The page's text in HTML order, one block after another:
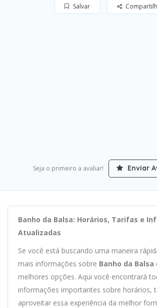
Salvar
Seja o primeiro a avaliar! Enviar
Banho da Balsa: Horários, Tarifas e
Atualizadas
Se você está buscando uma maneira
mais informações sobre Banho da Balsa
melhores opções. Aqui você encontrará
informações importantes sobre horários,
aproveitar essa experiência da melhor